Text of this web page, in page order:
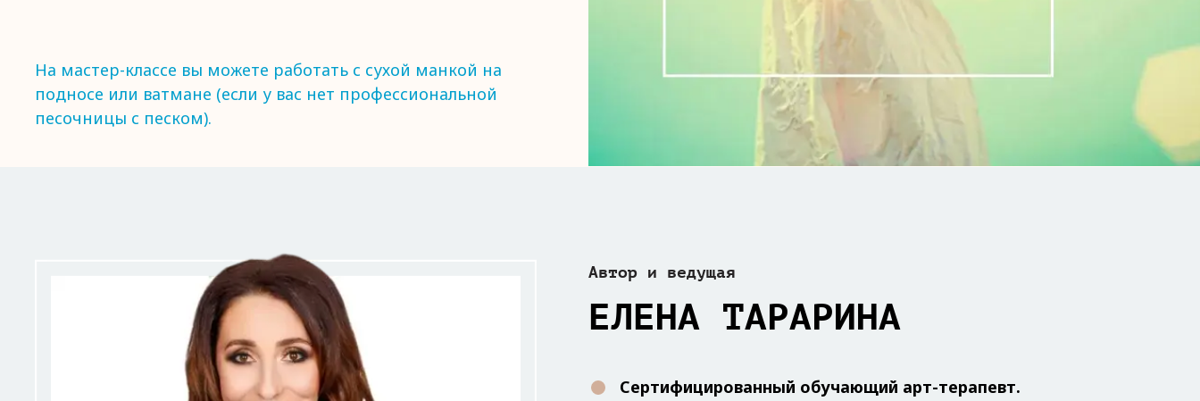
На мастер-классе вы можете работать с сухой манкой на
подносе или ватмане (если у вас нет профессиональной
песочницы с песком).
Автор и ведущая
ЕЛЕНА ТАРАРИНА
Сертифицированный обучающий арт-терапевт.